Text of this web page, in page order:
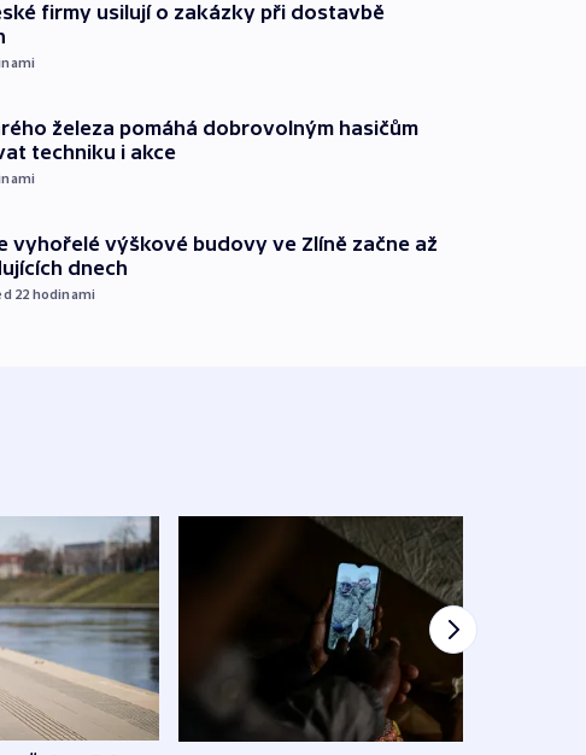
firmy usilují o zakázky při dostavbě
železa pomáhá dobrovolným hasičům
techniku i akce
vyhořelé výškové budovy ve Zlíně začne až
dnech
22 hodinami